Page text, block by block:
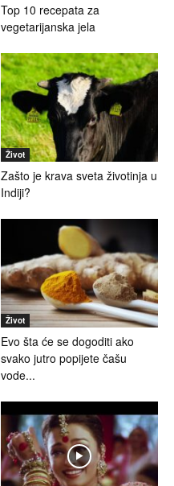
Top 10 recepata za
vegetarijanska jela
Život
Zašto je krava sveta životinja u
Indiji?
Život
Evo šta će se dogoditi ako
svako jutro popijete čašu
vode...